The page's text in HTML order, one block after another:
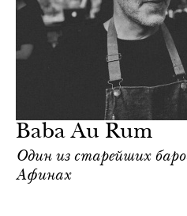
Baba Au Rum
Один из старейших
Афинах